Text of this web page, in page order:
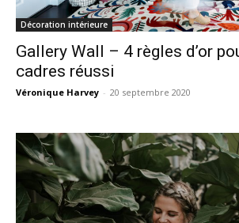
Décoration intérieure
Gallery Wall – 4 règles d’or
cadres réussi
Véronique Harvey - 20 septembre 2020